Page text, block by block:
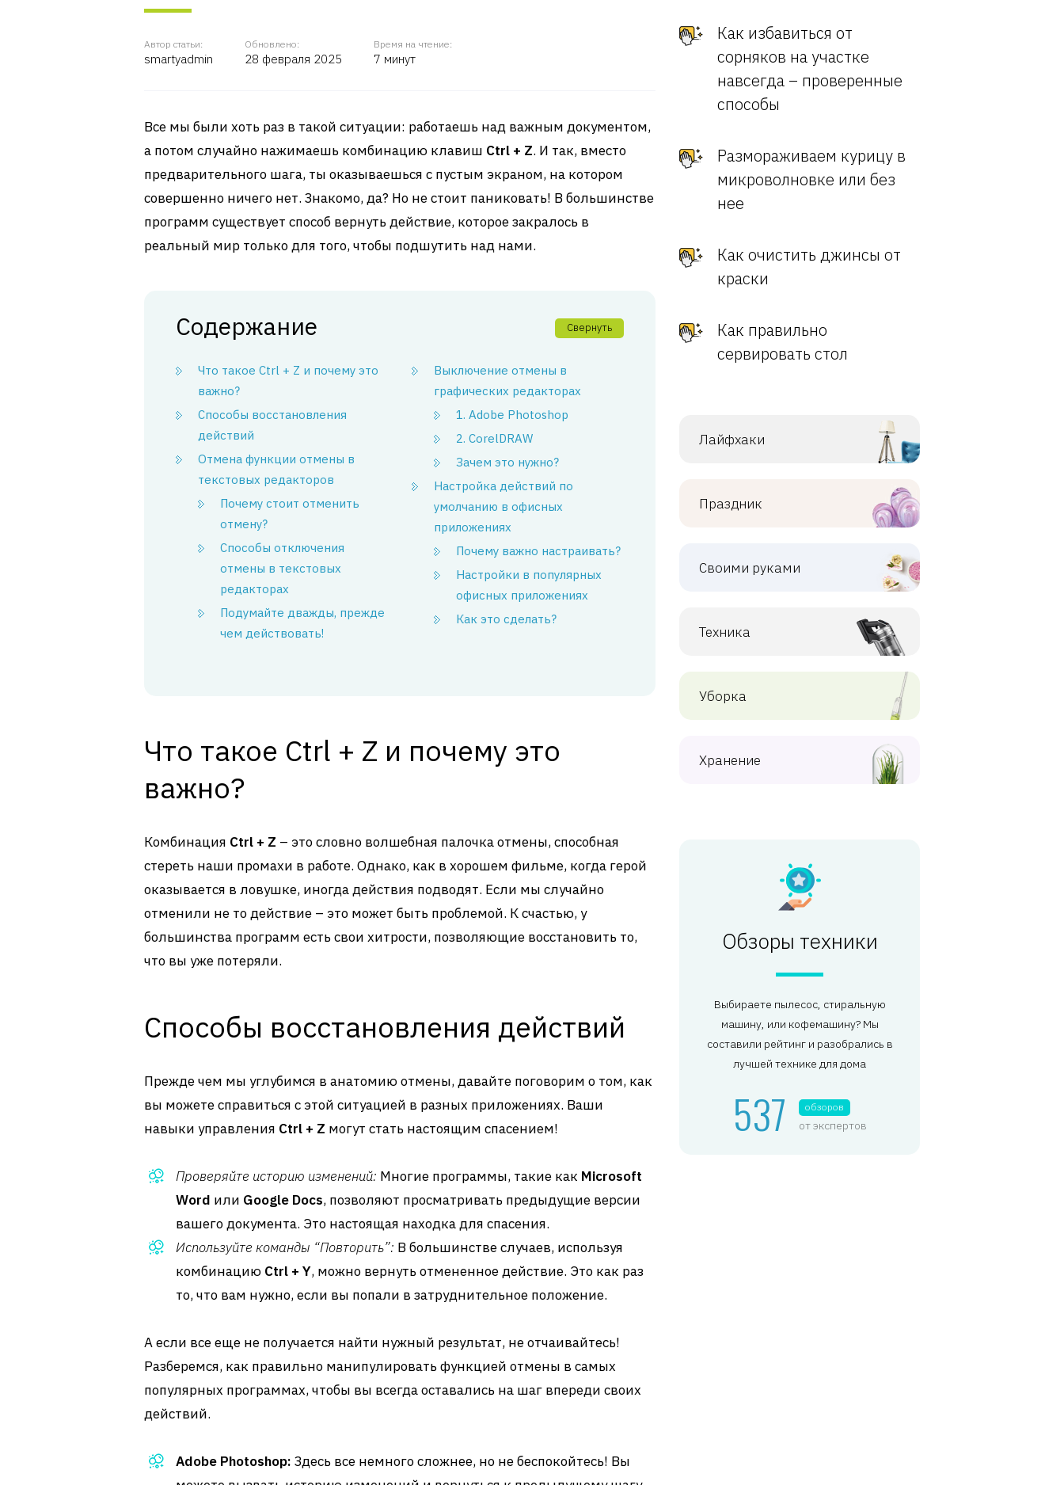
Автор статьи:
smartyadmin
Обновлено:
28 февраля 2025
Время на чтение:
7 минут
Все мы были хоть раз в такой ситуации: работаешь над важным документом,
а потом случайно нажимаешь комбинацию клавиш Ctrl + Z. И так, вместо
предварительного шага, ты оказываешься с пустым экраном, на котором
совершенно ничего нет. Знакомо, да? Но не стоит паниковать! В большинстве
программ существует способ вернуть действие, которое закралось в
реальный мир только для того, чтобы подшутить над нами.
Содержание Свернуть
Что такое Ctrl + Z и почему это
важно?
Способы восстановления
действий
Отмена функции отмены в
текстовых редакторов
Почему стоит отменить
отмену?
Способы отключения
отмены в текстовых
редакторах
Подумайте дважды, прежде
чем действовать!
Выключение отмены в
графических редакторах
1. Adobe Photoshop
2. CorelDRAW
Зачем это нужно?
Настройка действий по
умолчанию в офисных
приложениях
Почему важно настраивать?
Настройки в популярных
офисных приложениях
Как это сделать?
Что такое Ctrl + Z и почему это
важно?
Комбинация Ctrl + Z – это словно волшебная палочка отмены, способная
стереть наши промахи в работе. Однако, как в хорошем фильме, когда герой
оказывается в ловушке, иногда действия подводят. Если мы случайно
отменили не то действие – это может быть проблемой. К счастью, у
большинства программ есть свои хитрости, позволяющие восстановить то,
что вы уже потеряли.
Способы восстановления действий
Прежде чем мы углубимся в анатомию отмены, давайте поговорим о том, как
вы можете справиться с этой ситуацией в разных приложениях. Ваши
навыки управления Ctrl + Z могут стать настоящим спасением!
Проверяйте историю изменений: Многие программы, такие как Microsoft
Word или Google Docs, позволяют просматривать предыдущие версии
вашего документа. Это настоящая находка для спасения.
Используйте команды “Повторить”: В большинстве случаев, используя
комбинацию Ctrl + Y, можно вернуть отмененное действие. Это как раз
то, что вам нужно, если вы попали в затруднительное положение.
А если все еще не получается найти нужный результат, не отчаивайтесь!
Разберемся, как правильно манипулировать функцией отмены в самых
популярных программах, чтобы вы всегда оставались на шаг впереди своих
действий.
Adobe Photoshop: Здесь все немного сложнее, но не беспокойтесь! Вы
Как избавиться от
сорняков на участке
навсегда – проверенные
способы
Размораживаем курицу в
микроволновке или без
нее
Как очистить джинсы от
краски
Как правильно
сервировать стол
Лайфхаки
Праздник
Своими руками
Техника
Уборка
Хранение
Обзоры техники
Выбираете пылесос, стиральную
машину, или кофемашину? Мы
составили рейтинг и разобрались в
лучшей технике для дома
537 обзоров
от экспертов